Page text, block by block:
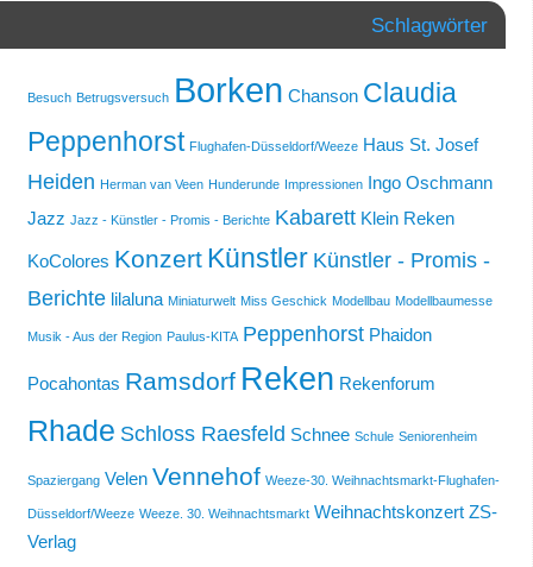
Schlagwörter
Besuch Betrugsversuch Borken Chanson Claudia
Peppenhorst Flughafen-Düsseldorf/Weeze Haus St. Josef
Heiden Herman van Veen Hunderunde Impressionen Ingo Oschmann
Jazz Jazz - Künstler - Promis - Berichte Kabarett Klein Reken
KoColores Konzert Künstler Künstler - Promis -
Berichte lilaluna Miniaturwelt Miss Geschick Modellbau Modellbaumesse
Musik - Aus der Region Paulus-KITA Peppenhorst Phaidon
Pocahontas Ramsdorf Reken Rekenforum
Rhade Schloss Raesfeld Schnee Schule Seniorenheim
Spaziergang Velen Vennehof Weeze-30. Weihnachtsmarkt-Flughafen-
Düsseldorf/Weeze Weeze. 30. Weihnachtsmarkt Weihnachtskonzert ZS-
Verlag